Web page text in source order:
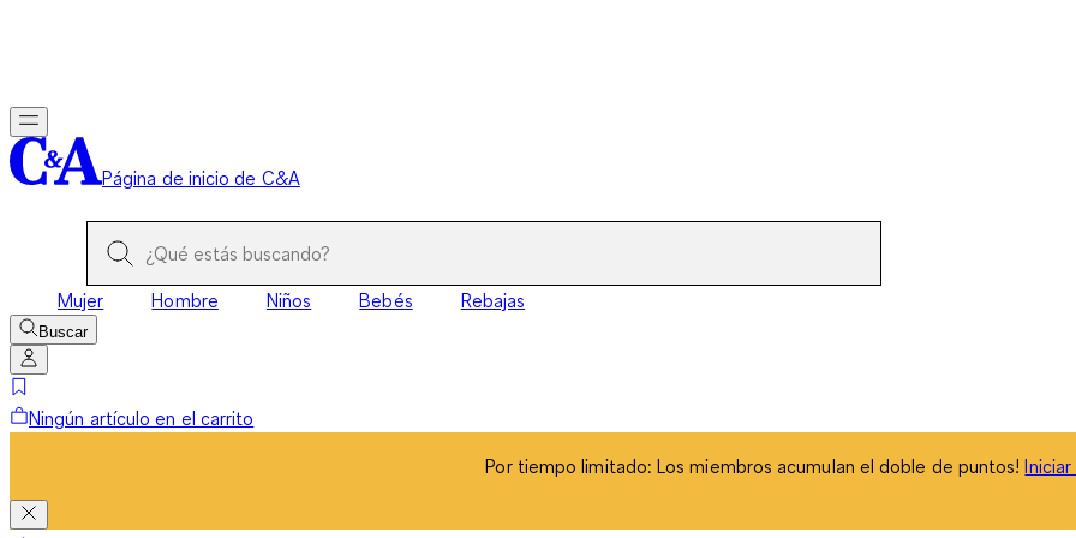
Página de inicio de C&A
Mujer Hombre Niños Bebés Rebajas
Buscar
Ningún artículo en el carrito
Por tiempo limitado: Los miembros acumulan el doble de puntos!